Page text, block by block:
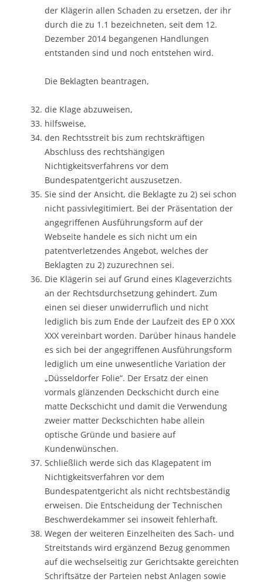
der Klägerin allen Schaden zu ersetzen, der ihr
durch die zu 1.1 bezeichneten, seit dem 12.
Dezember 2014 begangenen Handlungen
entstanden sind und noch entstehen wird.
Die Beklagten beantragen,
die Klage abzuweisen,
hilfsweise,
den Rechtsstreit bis zum rechtskräftigen
Abschluss des rechtshängigen
Nichtigkeitsverfahrens vor dem
Bundespatentgericht auszusetzen.
Sie sind der Ansicht, die Beklagte zu 2) sei schon
nicht passivlegitimiert. Bei der Präsentation der
angegriffenen Ausführungsform auf der
Webseite handele es sich nicht um ein
patentverletzendes Angebot, welches der
Beklagten zu 2) zuzurechnen sei.
Die Klägerin sei auf Grund eines Klageverzichts
an der Rechtsdurchsetzung gehindert. Zum
einen sei dieser unwiderruflich und nicht
lediglich bis zum Ende der Laufzeit des EP 0 XXX
XXX vereinbart worden. Darüber hinaus handele
es sich bei der angegriffenen Ausführungsform
lediglich um eine unwesentliche Variation der
„Düsseldorfer Folie“. Der Ersatz der einen
vormals glänzenden Deckschicht durch eine
matte Deckschicht und damit die Verwendung
zweier matter Deckschichten habe allein
optische Gründe und basiere auf
Kundenwünschen.
Schließlich werde sich das Klagepatent im
Nichtigkeitsverfahren vor dem
Bundespatentgericht als nicht rechtsbeständig
erweisen. Die Entscheidung der Technischen
Beschwerdekammer sei insoweit fehlerhaft.
Wegen der weiteren Einzelheiten des Sach- und
Streitstands wird ergänzend Bezug genommen
auf die wechselseitig zur Gerichtsakte gereichten
Schriftsätze der Parteien nebst Anlagen sowie